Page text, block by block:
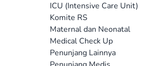
ICU (Intensive Care Unit)
Komite RS
Maternal dan Neonatal
Medical Check Up
Penunjang Lainnya